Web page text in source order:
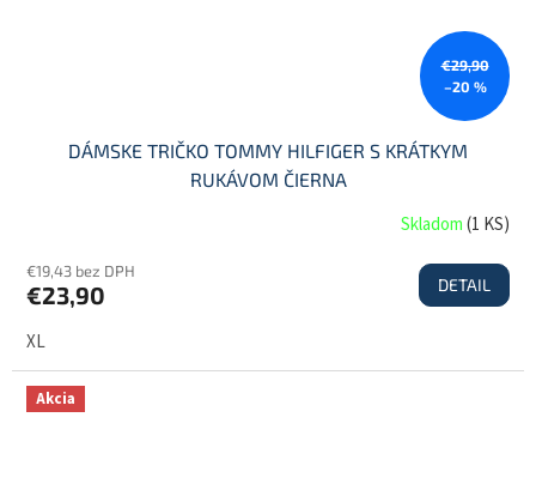
€29,90
–20 %
DÁMSKE TRIČKO TOMMY HILFIGER S KRÁTKYM
RUKÁVOM ČIERNA
Skladom(1 KS)
€19,43 bez DPH
€23,90 DETAIL
XL
Akcia